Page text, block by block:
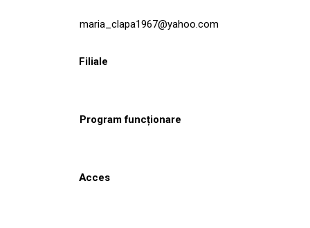
maria_clapa1967@yahoo.com
Filiale
Program funcționare
Acces